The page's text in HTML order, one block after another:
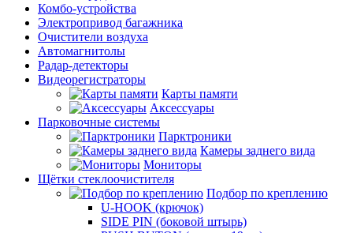
Комбо-устройства
Электропривод багажника
Очистители воздуха
Автомагнитолы
Радар-детекторы
Видеорегистраторы
Карты памяти
Аксессуары
Парковочные системы
Парктроники
Камеры заднего вида
Мониторы
Щётки стеклоочистителя
Подбор по креплению
U-HOOK (крючок)
SIDE PIN (боковой штырь)